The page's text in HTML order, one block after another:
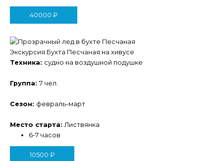
40000 ₽
Экскурсия Бухта Песчаная на хивусе
Техника: судно на воздушной подушке
Группа: 7 чел.
Сезон: февраль-март
Место старта:Листвянка
6-7 часов
10500 ₽